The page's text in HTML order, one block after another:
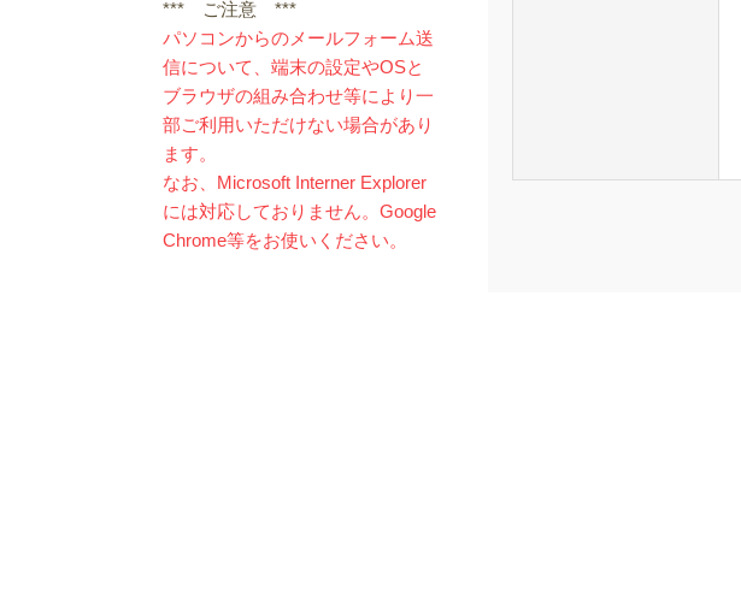
*** ご注意 ***
パソコンからのメールフォーム送
信について、端末の設定やOSと
ブラウザの組み合わせ等により一
部ご利用いただけない場合があり
ます。
なお、Microsoft Interner Explorer
には対応しておりません。Google
Chrome等をお使いください。